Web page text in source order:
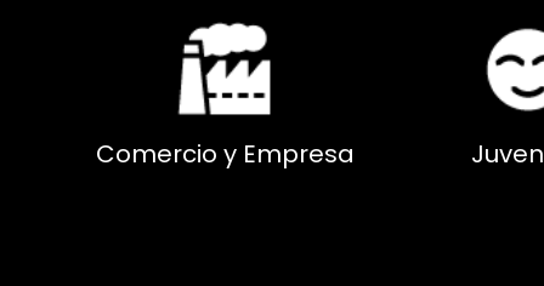
Comercio y Empresa